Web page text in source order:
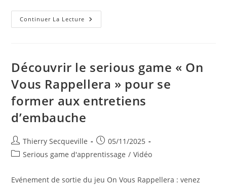
Continuer La Lecture Wordwall
–
D’activités
Pédagogiques
Basiques
Pour
Des
Enseignants
Découvrir le serious game « On
Vous Rappellera » pour se
former aux entretiens
d’embauche
Auteur/autrice
de
Thierry Secqueville
Publication
publiée :
05/11/2025
PostSerious game d'apprentissage / Vidéo
Evénement de sortie du jeu On Vous Rappellera : venez